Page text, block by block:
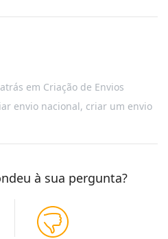
em Criação de Envios
envio nacional, criar um envio
à sua pergunta?